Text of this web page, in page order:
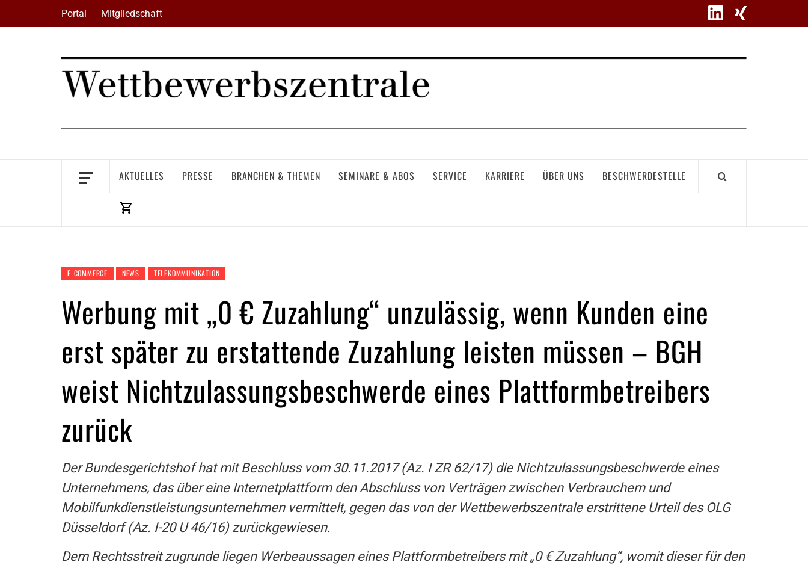
Portal Mitgliedschaft
AKTUELLES PRESSE BRANCHEN & THEMEN SEMINARE & ABOS SERVICE KARRIERE ÜBER UNS BESCHWERDESTELLE
E-COMMERCE NEWS TELEKOMMUNIKATION
Werbung mit „0 € Zuzahlung“ unzulässig, wenn Kunden eine
erst später zu erstattende Zuzahlung leisten müssen – BGH
weist Nichtzulassungsbeschwerde eines Plattformbetreibers
zurück
Der Bundesgerichtshof hat mit Beschluss vom 30.11.2017 (Az. I ZR 62/17) die Nichtzulassungsbeschwerde eines
Unternehmens, das über eine Internetplattform den Abschluss von Verträgen zwischen Verbrauchern und
Mobilfunkdienstleistungsunternehmen vermittelt, gegen das von der Wettbewerbszentrale erstrittene Urteil des OLG
Düsseldorf (Az. I-20 U 46/16) zurückgewiesen.
Dem Rechtsstreit zugrunde liegen Werbeaussagen eines Plattformbetreibers mit „0 € Zuzahlung“, womit dieser für den